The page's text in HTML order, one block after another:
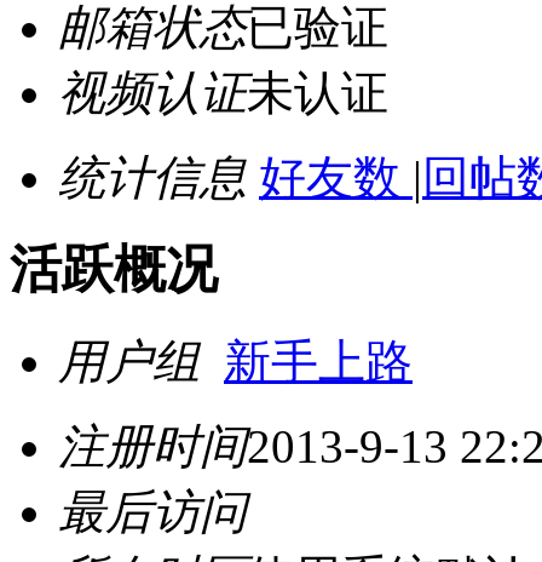
邮箱状态已验证
视频认证未认证
统计信息 好友数 | 回帖
活跃概况
用户组 新手上路
注册时间2013-9-13
最后访问